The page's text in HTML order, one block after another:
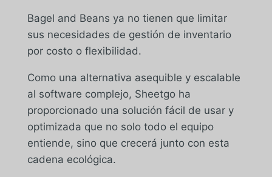
Bagel and Beans ya no tienen que limitar
sus necesidades de gestión de inventario
por costo o flexibilidad.
Como una alternativa asequible y escalable
al software complejo, Sheetgo ha
proporcionado una solución fácil de usar y
optimizada que no solo todo el equipo
entiende, sino que crecerá junto con esta
cadena ecológica.